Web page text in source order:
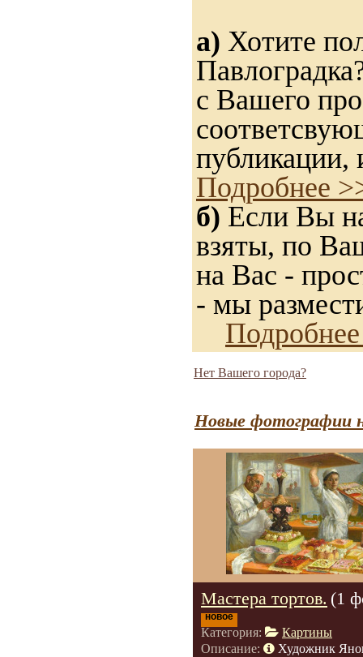
а) Хотите
с Вашего
публикации,
Подробнее
б) Если Вы
взяты, по
на Вас -
- мы
Нет Вашего города?
Новые фотографии
Мастера тортов. (1
новое
Категория:
Картины
Описание:
Художник